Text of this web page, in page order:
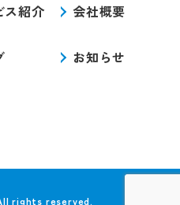
ス紹介 会社概要
お知らせ
rights reserved.